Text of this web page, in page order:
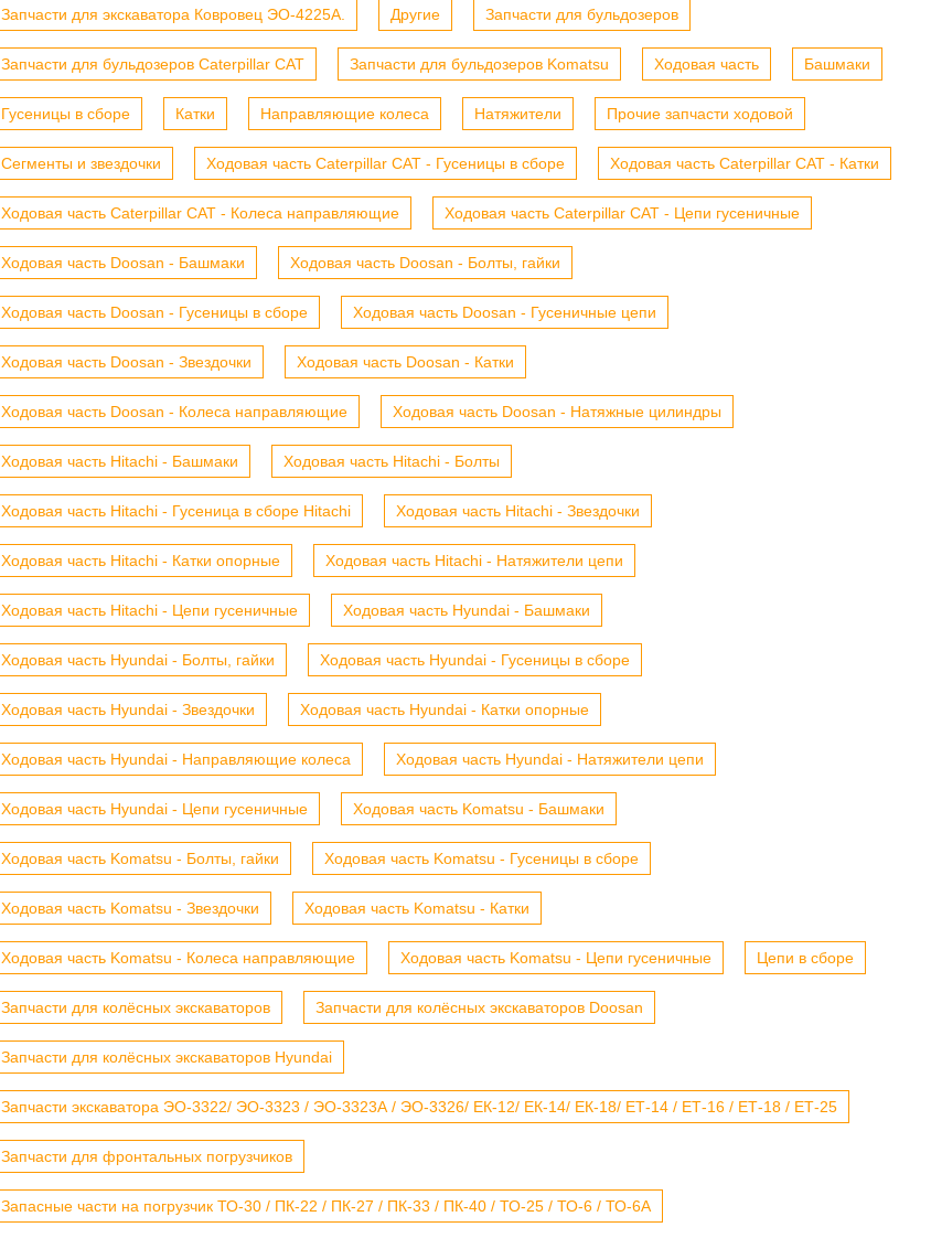
Запчасти для экскаватора Ковровец ЭО-4225А. Другие Запчасти для бульдозеров
Запчасти для бульдозеров Caterpillar CAT Запчасти для бульдозеров Komatsu Ходовая часть Башмаки
Гусеницы в сборе Катки Направляющие колеса Натяжители Прочие запчасти ходовой
Сегменты и звездочки Ходовая часть Caterpillar CAT - Гусеницы в сборе Ходовая часть Caterpillar CAT - Катки
Ходовая часть Caterpillar CAT - Колеса направляющие Ходовая часть Caterpillar CAT - Цепи гусеничные
Ходовая часть Doosan - Башмаки Ходовая часть Doosan - Болты, гайки
Ходовая часть Doosan - Гусеницы в сборе Ходовая часть Doosan - Гусеничные цепи
Ходовая часть Doosan - Звездочки Ходовая часть Doosan - Катки
Ходовая часть Doosan - Колеса направляющие Ходовая часть Doosan - Натяжные цилиндры
Ходовая часть Hitachi - Башмаки Ходовая часть Hitachi - Болты
Ходовая часть Hitachi - Гусеница в сборе Hitachi Ходовая часть Hitachi - Звездочки
Ходовая часть Hitachi - Катки опорные Ходовая часть Hitachi - Натяжители цепи
Ходовая часть Hitachi - Цепи гусеничные Ходовая часть Hyundai - Башмаки
Ходовая часть Hyundai - Болты, гайки Ходовая часть Hyundai - Гусеницы в сборе
Ходовая часть Hyundai - Звездочки Ходовая часть Hyundai - Катки опорные
Ходовая часть Hyundai - Направляющие колеса Ходовая часть Hyundai - Натяжители цепи
Ходовая часть Hyundai - Цепи гусеничные Ходовая часть Komatsu - Башмаки
Ходовая часть Komatsu - Болты, гайки Ходовая часть Komatsu - Гусеницы в сборе
Ходовая часть Komatsu - Звездочки Ходовая часть Komatsu - Катки
Ходовая часть Komatsu - Колеса направляющие Ходовая часть Komatsu - Цепи гусеничные Цепи в сборе
Запчасти для колёсных экскаваторов Запчасти для колёсных экскаваторов Doosan
Запчасти для колёсных экскаваторов Hyundai
Запчасти экскаватора ЭО-3322/ ЭО-3323 / ЭО-3323А / ЭО-3326/ ЕК-12/ ЕК-14/ ЕК-18/ ЕТ-14 / ЕТ-16 / ЕТ-18 / ЕТ-25
Запчасти для фронтальных погрузчиков
Запасные части на погрузчик ТО-30 / ПК-22 / ПК-27 / ПК-33 / ПК-40 / ТО-25 / ТО-6 / ТО-6А